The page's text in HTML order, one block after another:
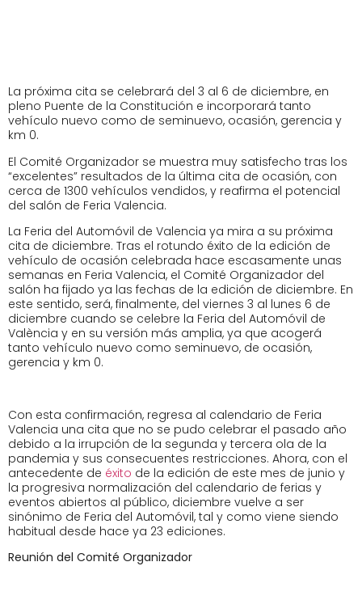
La próxima cita se celebrará del 3 al 6 de diciembre, en
pleno Puente de la Constitución e incorporará tanto
vehículo nuevo como de seminuevo, ocasión, gerencia y
km 0.
El Comité Organizador se muestra muy satisfecho tras los
“excelentes” resultados de la última cita de ocasión, con
cerca de 1300 vehículos vendidos, y reafirma el potencial
del salón de Feria Valencia.
La Feria del Automóvil de Valencia ya mira a su próxima
cita de diciembre. Tras el rotundo éxito de la edición de
vehículo de ocasión celebrada hace escasamente unas
semanas en Feria Valencia, el Comité Organizador del
salón ha fijado ya las fechas de la edición de diciembre. En
este sentido, será, finalmente, del viernes 3 al lunes 6 de
diciembre cuando se celebre la Feria del Automóvil de
València y en su versión más amplia, ya que acogerá
tanto vehículo nuevo como seminuevo, de ocasión,
gerencia y km 0.
Con esta confirmación, regresa al calendario de Feria
Valencia una cita que no se pudo celebrar el pasado año
debido a la irrupción de la segunda y tercera ola de la
pandemia y sus consecuentes restricciones. Ahora, con el
antecedente de éxito de la edición de este mes de junio y
la progresiva normalización del calendario de ferias y
eventos abiertos al público, diciembre vuelve a ser
sinónimo de Feria del Automóvil, tal y como viene siendo
habitual desde hace ya 23 ediciones.
Reunión del Comité Organizador